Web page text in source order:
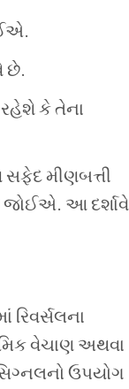
.
છે.
રહેશેકેતેના
સફેદમીણબત્તી
જોઈએ. આદર્શાવે
રિવર્સલના
વેચાણ અથવા
ઉપયોગ